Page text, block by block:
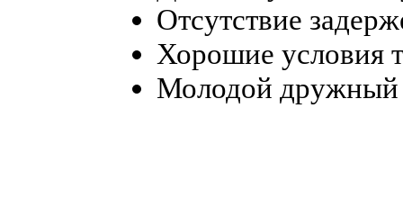
Отсутствие
Хорошие условия
Молодой дружный